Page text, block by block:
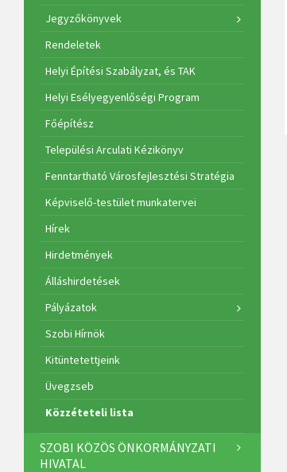
Jegyzőkönyvek
Rendeletek
Helyi Építési Szabályzat, és TAK
Helyi Esélyegyenlőségi Program
Főépítész
Települési Arculati Kézikönyv
Fenntartható Városfejlesztési Stratégia
Képviselő-testület munkatervei
Hírek
Hirdetmények
Álláshirdetések
Pályázatok
Szobi Hírnök
Kitüntetettjeink
Üvegzseb
Közzéteteli lista
SZOBI KÖZÖS ÖNKORMÁNYZATI
HIVATAL